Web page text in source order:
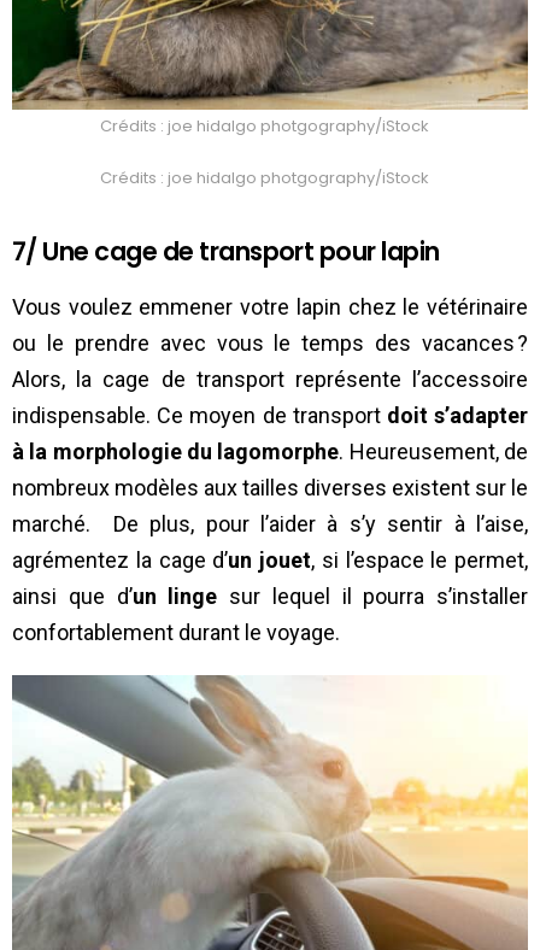
Crédits : joe hidalgo photgography/iStock
Crédits : joe hidalgo photgography/iStock
7/ Une cage de transport pour lapin
Vous voulez emmener votre lapin chez le vétérinaire
ou le prendre avec vous le temps des vacances ?
Alors, la cage de transport représente l’accessoire
indispensable. Ce moyen de transport doit s’adapter
à la morphologie du lagomorphe. Heureusement, de
nombreux modèles aux tailles diverses existent sur le
marché. De plus, pour l’aider à s’y sentir à l’aise,
agrémentez la cage d’un jouet, si l’espace le permet,
ainsi que d’un linge sur lequel il pourra s’installer
confortablement durant le voyage.